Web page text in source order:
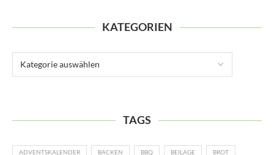
KATEGORIEN
TAGS
ADVENTSKALENDER BACKEN BBQ BEILAGE BROT